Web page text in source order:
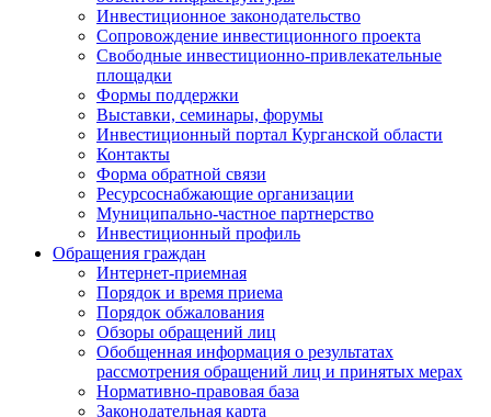
Инвестиционное законодательство
Сопровождение инвестиционного проекта
Свободные инвестиционно-привлекательные
площадки
Формы поддержки
Выставки, семинары, форумы
Инвестиционный портал Курганской области
Контакты
Форма обратной связи
Ресурсоснабжающие организации
Муниципально-частное партнерство
Инвестиционный профиль
Обращения граждан
Интернет-приемная
Порядок и время приема
Порядок обжалования
Обзоры обращений лиц
Обобщенная информация о результатах
рассмотрения обращений лиц и принятых мерах
Нормативно-правовая база
Законодательная карта